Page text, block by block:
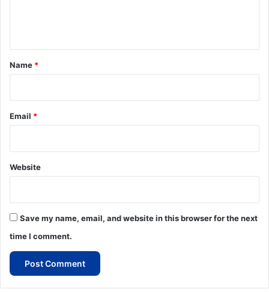
*
Name *
Email *
Website
Save my name, email, and website in this browser for the next
time I comment.